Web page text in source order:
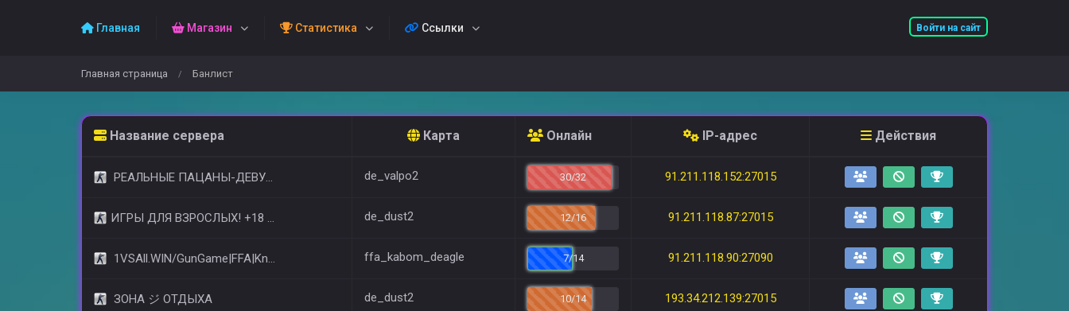
Войти на сайт
Главная Магазин Статистика Ссылки
Главная страница / Банлист
Название сервера Карта Онлайн IP-адрес Действия
РЕАЛЬНЫЕ ПАЦАНЫ-ДЕВУШКИ 18+ [STEAM BONUS] de_valpo2 30/32 91.211.118.152:27015
​ИГРЫ ДЛЯ ВЗРОСЛЫХ! +18 © (FREE VIP) de_dust2 12/16 91.211.118.87:27015
1VSAll.WIN/GunGame|FFA|KnIfE MoD ffa_kabom_deagle 7/14 91.211.118.90:27090
ЗОНА ジ ОТДЫХА de_dust2 10/14 193.34.212.139:27015